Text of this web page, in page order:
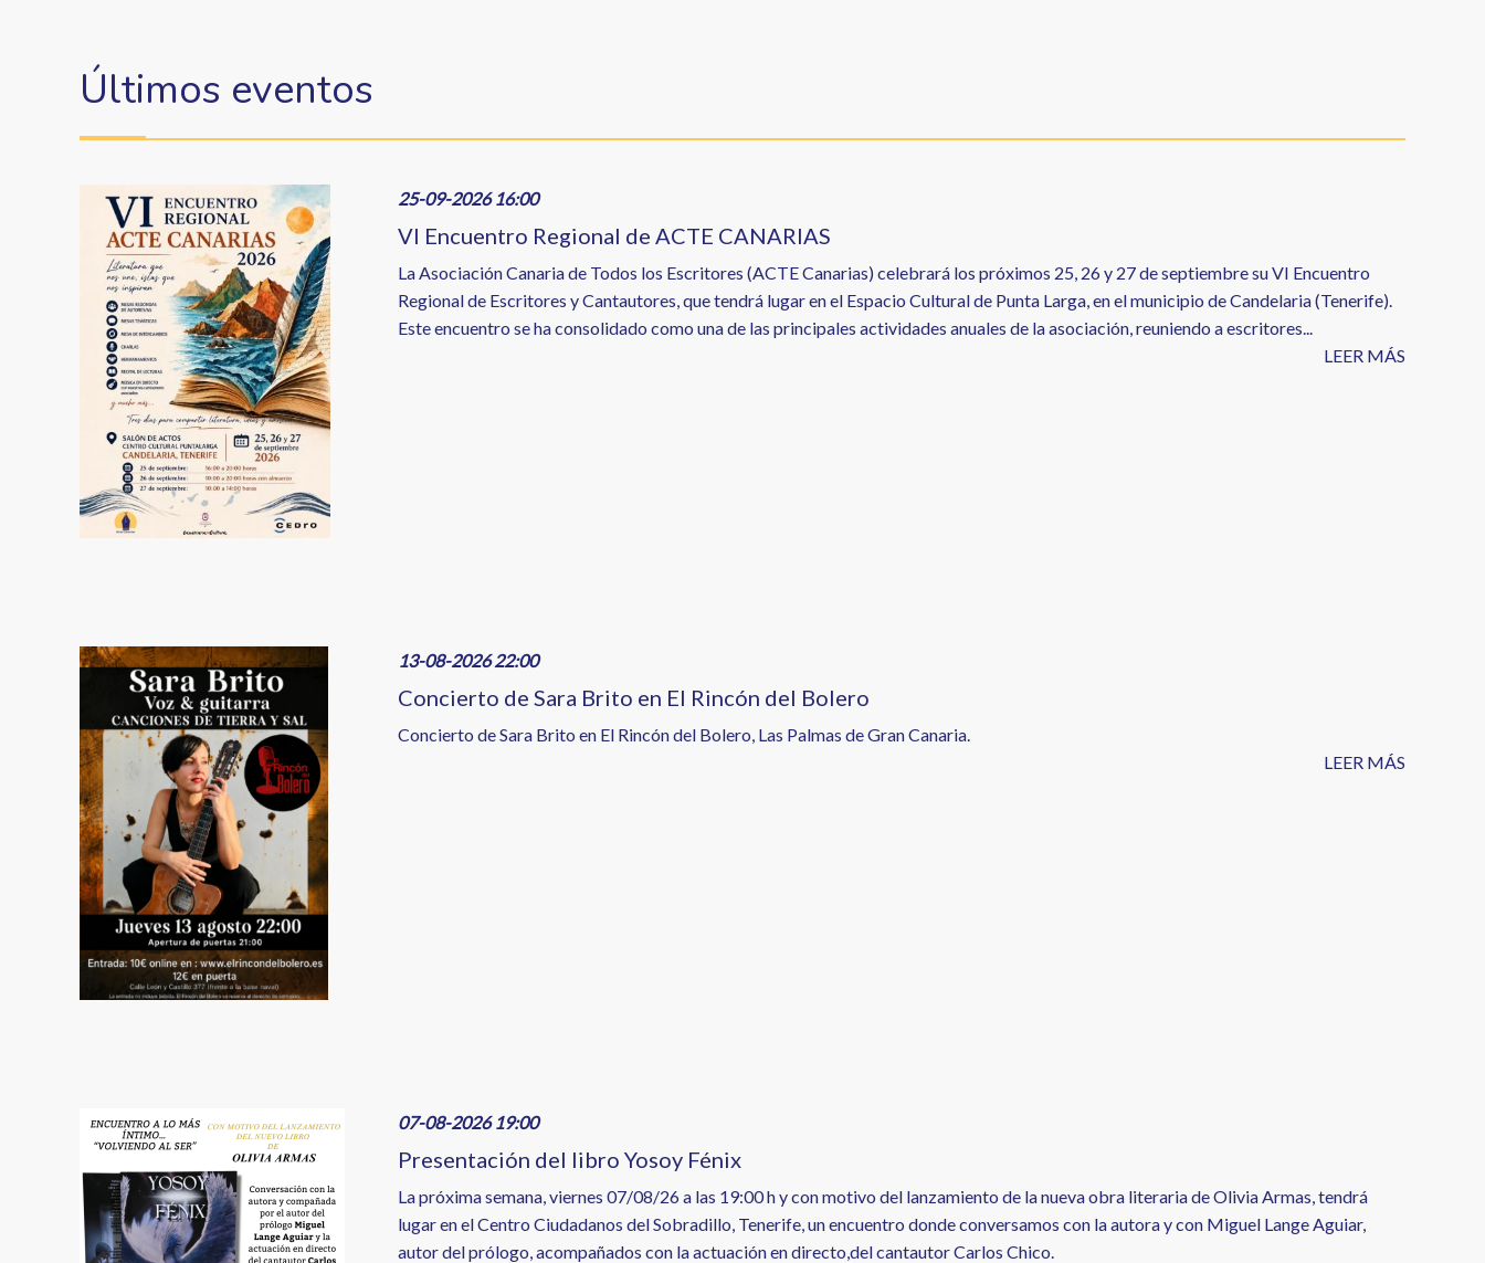
Últimos eventos
Image 25-09-2026 16:00
VI Encuentro Regional de ACTE CANARIAS
La Asociación Canaria de Todos los Escritores (ACTE Canarias) celebrará los próximos 25, 26 y 27 de septiembre su VI Encuentro
Regional de Escritores y Cantautores, que tendrá lugar en el Espacio Cultural de Punta Larga, en el municipio de Candelaria (Tenerife).
Este encuentro se ha consolidado como una de las principales actividades anuales de la asociación, reuniendo a escritores...
LEER MÁS
Image 13-08-2026 22:00
Concierto de Sara Brito en El Rincón del Bolero
Concierto de Sara Brito en El Rincón del Bolero, Las Palmas de Gran Canaria.
LEER MÁS
Image 07-08-2026 19:00
Presentación del libro Yosoy Fénix
La próxima semana, viernes 07/08/26 a las 19:00 h y con motivo del lanzamiento de la nueva obra literaria de Olivia Armas, tendrá
lugar en el Centro Ciudadanos del Sobradillo, Tenerife, un encuentro donde conversamos con la autora y con Miguel Lange Aguiar,
autor del prólogo, acompañados con la actuación en directo,del cantautor Carlos Chico.